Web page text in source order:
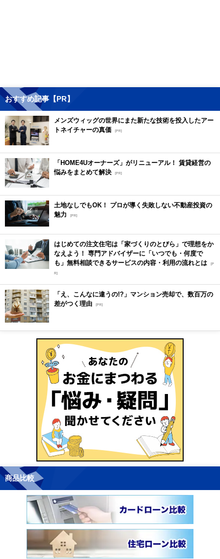
おすすめ記事【PR】
メンズウィッグの世界にまた新たな技術を投入したアー
トネイチャーの真価 [PR]
「HOME4Uオーナーズ」がリニューアル！ 賃貸経営の
悩みをまとめて解決 [PR]
土地なしでもOK！ プロが導く失敗しない不動産投資の
魅力
[PR]
はじめての注文住宅は「家づくりのとびら」で理想をか
なえよう！ 専門アドバイザーに「いつでも・何度で
も」無料相談できるサービスの内容・利用の流れとは [P
R]
「え、こんなに違うの!?」マンション売却で、数百万の
差がつく理由 [PR]
商品比較